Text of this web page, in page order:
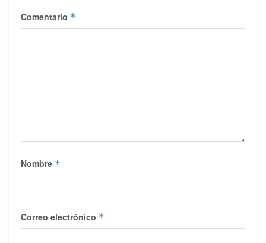
Comentario *
Nombre *
Correo electrónico *